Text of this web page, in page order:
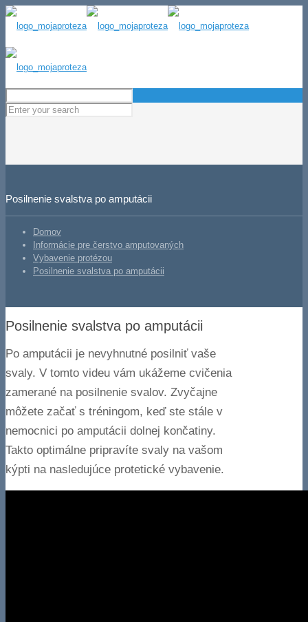
Posilnenie svalstva po amputácii
Domov
Informácie pre čerstvo amputovaných
Vybavenie protézou
Posilnenie svalstva po amputácii
Posilnenie svalstva po amputácii
Po amputácii je nevyhnutné posilniť vaše
svaly. V tomto videu vám ukážeme cvičenia
zamerané na posilnenie svalov. Zvyčajne
môžete začať s tréningom, keď ste stále v
nemocnici po amputácii dolnej končatiny.
Takto optimálne pripravíte svaly na vašom
kýpti na nasledujúce protetické vybavenie.